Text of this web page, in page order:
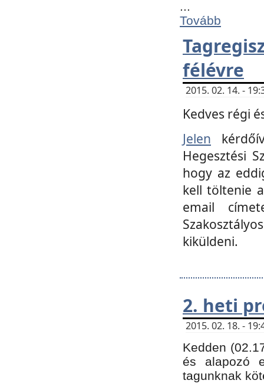
...
Tovább
félévre
2015. 02. 14. -
Kedves régi
Jelen
Hegesztési
hogy az
kell töltenie
email
kiküldeni.
2. heti
2015. 02. 18. -
Kedden
és alapozó
tagunknak